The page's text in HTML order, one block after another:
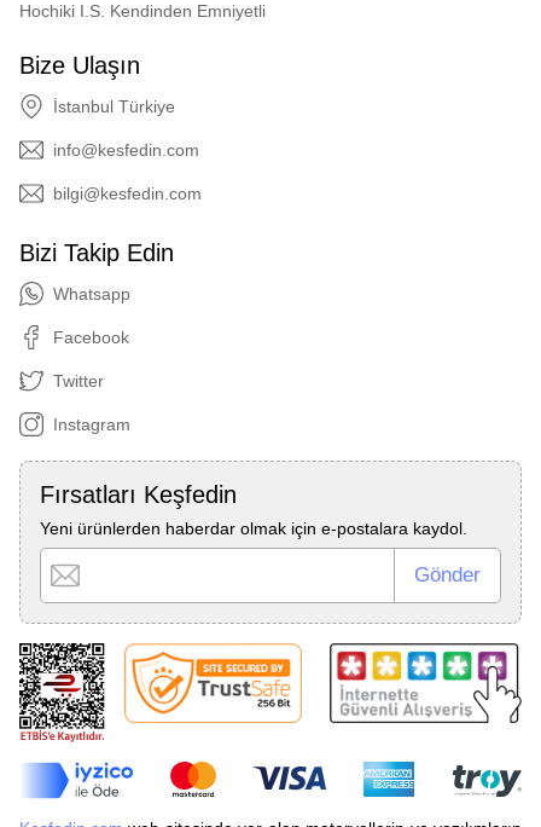
Hochiki I.S. Kendinden Emniyetli
Bize Ulaşın
İstanbul Türkiye
info@kesfedin.com
bilgi@kesfedin.com
Bizi Takip Edin
Whatsapp
Facebook
Twitter
Instagram
Fırsatları Keşfedin
Yeni ürünlerden haberdar olmak için e-postalara kaydol.